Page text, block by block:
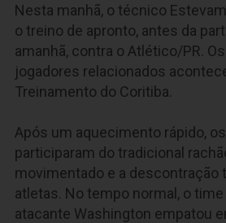
Nesta manhã, o técnico
o treino de apronto, antes da
amanhã, contra o Atlético/PR.
jogadores relacionados
Treinamento do Coritiba.
Após um aquecimento rápido,
participaram do tradicional
movimentado e a descontração
atletas. No tempo normal, o
atacante Washington empatou